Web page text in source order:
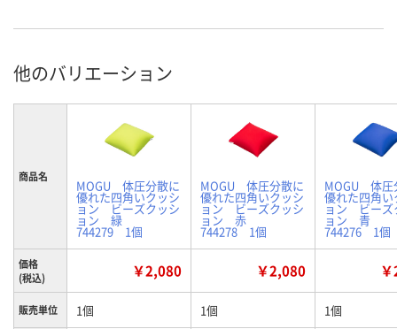
他のバリエーション
商品名
MOGU 体圧分散に
優れた四角いクッシ
ョン ビーズクッシ
ョン 緑
744279 1個
MOGU 体圧分散に
優れた四角いクッシ
ョン ビーズクッシ
ョン 赤
744278 1個
MOGU 体圧
優れた四角い
ョン ビーズ
ョン 青
744276 1個
価格
(税込)
￥2,080 ￥2,080
販売単位 1個 1個 1個